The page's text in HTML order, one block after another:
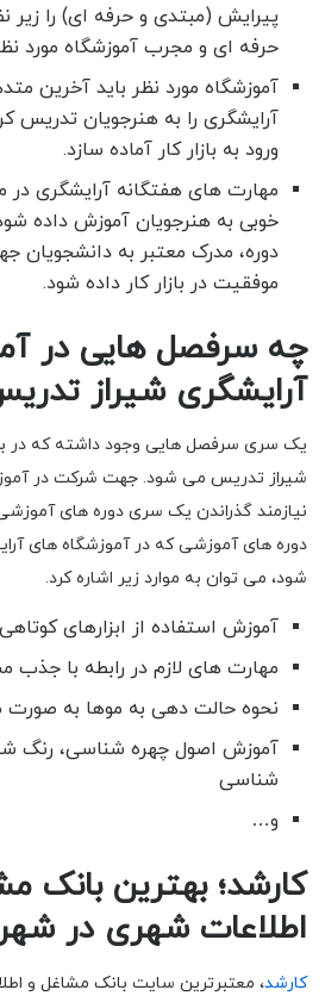
پیرایش (مبتدی و حرفه ای) را زیر
حرفه ای و مجرب آموزشگاه مورد
آموزشگاه مورد نظر باید آخرین
آرایشگری را به هنرجویان تدریس
ورود به بازار کار آماده سازد.
مهارت های هفتگانه آرایشگری در
خوبی به هنرجویان آموزش داده
دوره، مدرک معتبر به
موفقیت در بازار کار داده شود.
چه سرفصل هایی در
آرایشگری شیراز
یک سری سرفصل هایی وجود داشته که در
شیراز تدریس می شود. جهت شرکت در
نیازمند گذراندن یک سری دوره های
دوره های آموزشی که در آموزشگاه های
شود، می توان به موارد زیر اشاره کرد.
آموزش استفاده از ابزارهای
مهارت های لازم در رابطه با جذب
نحوه حالت دهی به موها به صورت
آموزش اصول چهره شناسی، رنگ
شناسی
و…
کارشد؛ بهترین بانک
اطلاعات شهری در
کارشد، معتبرترین سایت بانک مشاغل و